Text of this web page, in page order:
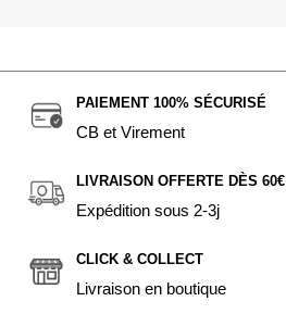
PAIEMENT 100% SÉCURISÉ
CB et Virement
LIVRAISON OFFERTE DÈS 60€
Expédition sous 2-3j
CLICK & COLLECT
Livraison en boutique